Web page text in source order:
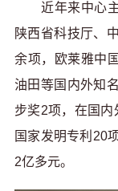
近年来中心主
陕西省科技厅、
余项，欧莱雅中
油田等国内外知
步奖2项，在国
国家发明专利20
2亿多元。